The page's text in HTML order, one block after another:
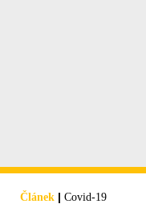
Článek | Covid-19